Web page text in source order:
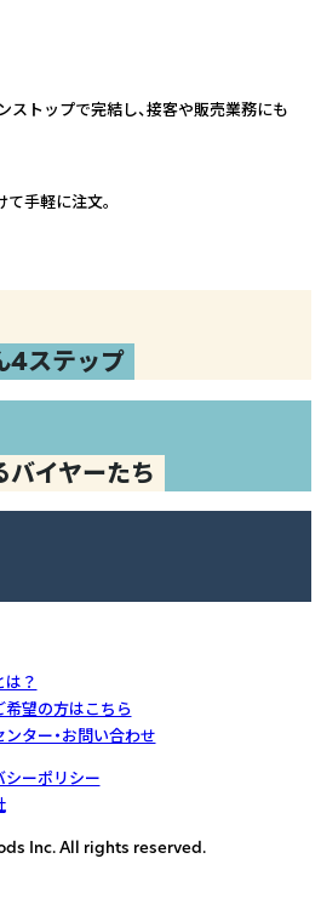
トップで完結し、接客や販売業務にも
手軽に注文。
4ステップ
バイヤーたち
は？
希望の方はこちら
ター・お問い合わせ
シーポリシー
Inc. All rights reserved.